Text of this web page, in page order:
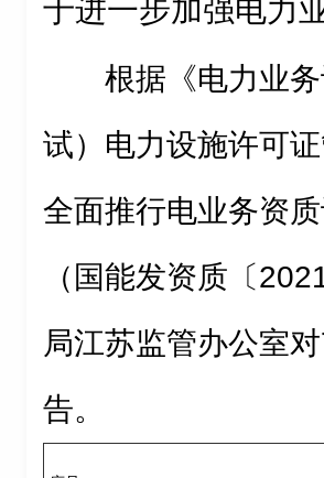
于进一步加强电力
根据《电力业
试）电力设施许可
全面推行电业务资
（国能发资质〔
局江苏监管办公室
告。